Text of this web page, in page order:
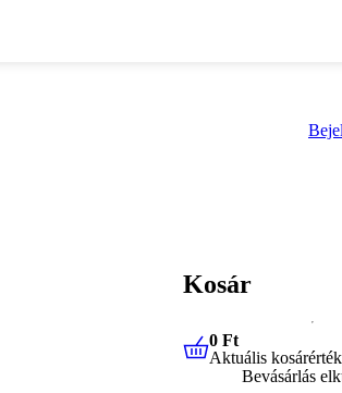
Kosár
0 FtAktuális
0 Ft
Aktuális kosárérték
Bevásárlás